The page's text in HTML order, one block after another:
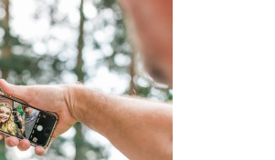
ÜBER UNS
HOCHZEIT